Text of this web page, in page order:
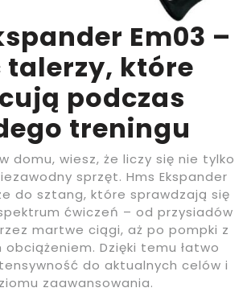
Em03 –
talerzy, które
podczas
treningu
domu, wiesz, że liczy się nie tylko
sprzęt. Hms Ekspander
do sztang, które sprawdzają się
ćwiczeń – od przysiadów
martwe ciągi, aż po pompki z
Dzięki temu łatwo
do aktualnych celów i
zaawansowania.